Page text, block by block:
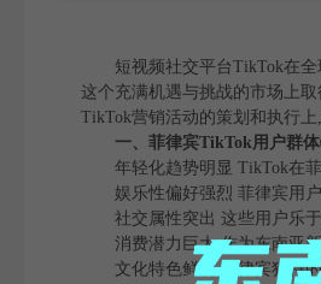
短视频社交平台TikTok在全
这个充满机遇与挑战的市场上
TikTok营销活动的策划和执行
一、菲律宾TikTok用户群体
年轻化趋势明显 TikTok在菲
娱乐性偏好强烈 菲律宾用户
社交属性突出 这些用户乐于
消费潜力巨大 作为东南亚新
文化特色鲜明 菲律宾独特的